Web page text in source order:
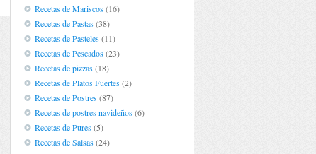
Recetas de Mariscos(16)
Recetas de Pastas(38)
Recetas de Pasteles(11)
Recetas de Pescados(23)
Recetas de pizzas(18)
Recetas de Platos Fuertes(2)
Recetas de Postres(87)
Recetas de postres navideños(6)
Recetas de Pures(5)
Recetas de Salsas(24)